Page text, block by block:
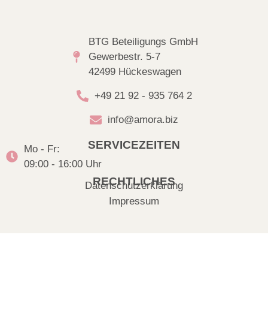
BTG Beteiligungs GmbH
Gewerbestr. 5-7
42499 Hückeswagen
+49 21 92 - 935 764 2
info@amora.biz
SERVICEZEITEN
Mo - Fr:
09:00 - 16:00 Uhr
RECHTLICHES
Datenschutzerklärung
Impressum